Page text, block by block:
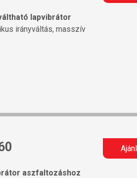
lapvibrátor
irányváltás, masszív
aszfaltozáshoz